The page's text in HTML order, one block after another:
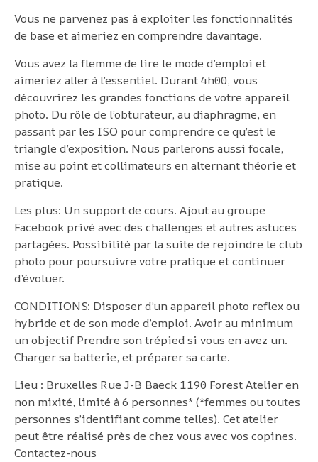
Vous ne parvenez pas à exploiter les fonctionnalités
de base et aimeriez en comprendre davantage.
Vous avez la flemme de lire le mode d’emploi et
aimeriez aller à l’essentiel. Durant 4h00, vous
découvrirez les grandes fonctions de votre appareil
photo. Du rôle de l’obturateur, au diaphragme, en
passant par les ISO pour comprendre ce qu’est le
triangle d’exposition. Nous parlerons aussi focale,
mise au point et collimateurs en alternant théorie et
pratique.
Les plus: Un support de cours. Ajout au groupe
Facebook privé avec des challenges et autres astuces
partagées. Possibilité par la suite de rejoindre le club
photo pour poursuivre votre pratique et continuer
d’évoluer.
CONDITIONS: Disposer d’un appareil photo reflex ou
hybride et de son mode d’emploi. Avoir au minimum
un objectif Prendre son trépied si vous en avez un.
Charger sa batterie, et préparer sa carte.
Lieu : Bruxelles Rue J-B Baeck 1190 Forest Atelier en
non mixité, limité à 6 personnes* (*femmes ou toutes
personnes s’identifiant comme telles). Cet atelier
peut être réalisé près de chez vous avec vos copines.
Contactez-nous